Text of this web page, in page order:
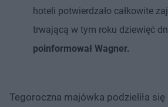
hoteli potwierdzało całkowite
trwającą w tym roku dziewięć
poinformował Wagner.
Tegoroczna majówka podzieliła się